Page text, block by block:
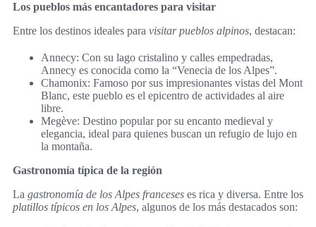
Los pueblos más encantadores para visitar
Entre los destinos ideales para visitar pueblos alpinos, destacan:
Annecy: Con su lago cristalino y calles empedradas,
Annecy es conocida como la “Venecia de los Alpes”.
Chamonix: Famoso por sus impresionantes vistas del Mont
Blanc, este pueblo es el epicentro de actividades al aire
libre.
Megève: Destino popular por su encanto medieval y
elegancia, ideal para quienes buscan un refugio de lujo en
la montaña.
Gastronomía típica de la región
La gastronomía de los Alpes franceses es rica y diversa. Entre los
platillos típicos en los Alpes, algunos de los más destacados son: